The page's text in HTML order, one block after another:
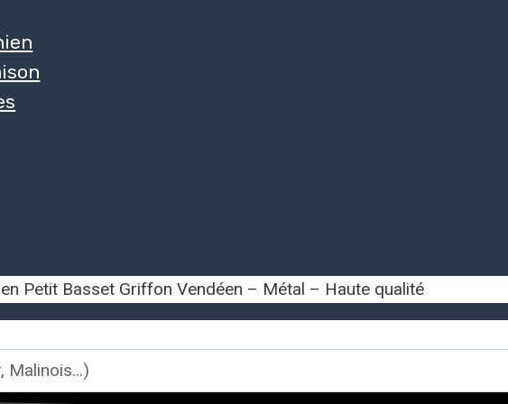
Petit Basset Griffon Vendéen – Métal – Haute qualité